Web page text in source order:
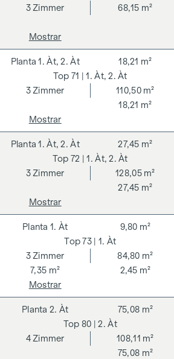
3Zimmer 68,15 m²
Mostrar
71 | 1. Àt, 2. Àt
1. Àt, 2. Àt
3Zimmer 110,50 m²
18,21 m²
18,21 m²
Mostrar
72 | 1. Àt, 2. Àt
1. Àt, 2. Àt
3Zimmer 128,05 m²
27,45 m²
27,45 m²
Mostrar
73 | 1. Àt
1. Àt
3Zimmer 84,80 m²
9,80 m²
7,35 m² 2,45 m²
Mostrar
80 | 2. Àt
2. Àt
4Zimmer 108,11 m²
75,08 m²
75,08 m²